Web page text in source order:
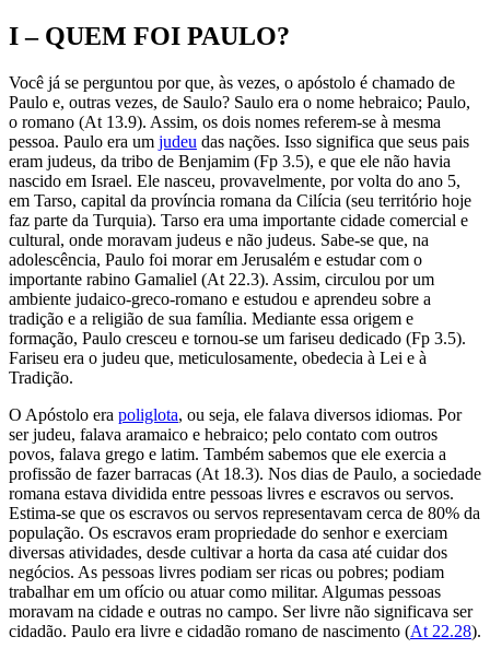
I – QUEM FOI PAULO?
Você já se perguntou por que, às vezes, o apóstolo é chamado de
Paulo e, outras vezes, de Saulo? Saulo era o nome hebraico; Paulo,
o romano (At 13.9). Assim, os dois nomes referem-se à mesma
pessoa. Paulo era um judeu das nações. Isso significa que seus pais
eram judeus, da tribo de Benjamim (Fp 3.5), e que ele não havia
nascido em Israel. Ele nasceu, provavelmente, por volta do ano 5,
em Tarso, capital da província romana da Cilícia (seu território hoje
faz parte da Turquia). Tarso era uma importante cidade comercial e
cultural, onde moravam judeus e não judeus. Sabe-se que, na
adolescência, Paulo foi morar em Jerusalém e estudar com o
importante rabino Gamaliel (At 22.3). Assim, circulou por um
ambiente judaico-greco-romano e estudou e aprendeu sobre a
tradição e a religião de sua família. Mediante essa origem e
formação, Paulo cresceu e tornou-se um fariseu dedicado (Fp 3.5).
Fariseu era o judeu que, meticulosamente, obedecia à Lei e à
Tradição.
O Apóstolo era poliglota, ou seja, ele falava diversos idiomas. Por
ser judeu, falava aramaico e hebraico; pelo contato com outros
povos, falava grego e latim. Também sabemos que ele exercia a
profissão de fazer barracas (At 18.3). Nos dias de Paulo, a sociedade
romana estava dividida entre pessoas livres e escravos ou servos.
Estima-se que os escravos ou servos representavam cerca de 80% da
população. Os escravos eram propriedade do senhor e exerciam
diversas atividades, desde cultivar a horta da casa até cuidar dos
negócios. As pessoas livres podiam ser ricas ou pobres; podiam
trabalhar em um ofício ou atuar como militar. Algumas pessoas
moravam na cidade e outras no campo. Ser livre não significava ser
cidadão. Paulo era livre e cidadão romano de nascimento (At 22.28).